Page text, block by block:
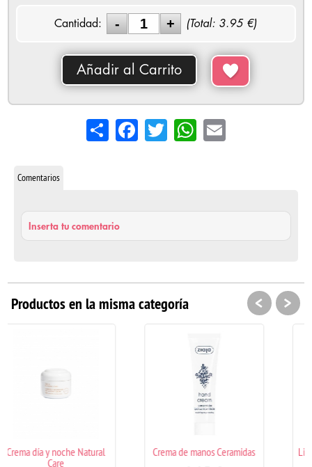
Cantidad: (Total: 3.95 €)
Añadir al Carrito
Share FacebookTwitterWhatsApp
Email
Comentarios
Inserta tu comentario
Productos en la misma categoría
Crema de manos Ceramidas
Lifting Solución Crema facial
< >